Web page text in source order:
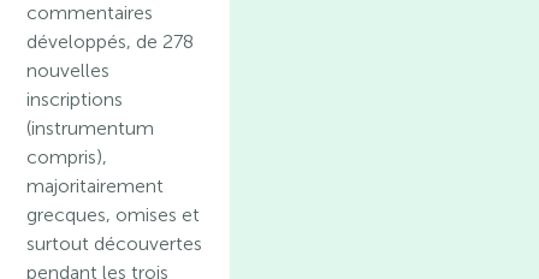
commentaires
développés, de 278
nouvelles
inscriptions
(instrumentum
compris),
majoritairement
grecques, omises et
surtout découvertes
pendant les trois